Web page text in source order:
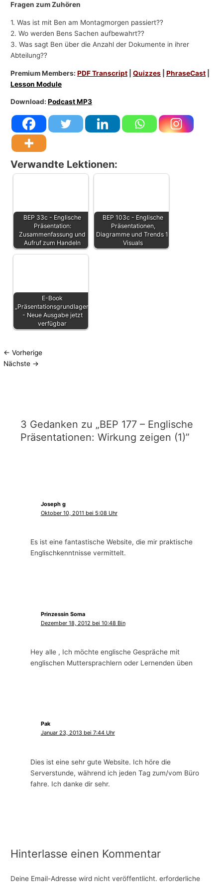
Fragen zum Zuhören
1. Was ist mit Ben am Montagmorgen passiert??
2. Wo werden Bens Sachen aufbewahrt??
3. Was sagt Ben über die Anzahl der Dokumente in ihrer
Abteilung??
Premium Members:PDF Transcript |Quizzes |PhraseCast
Lesson Module
Download:Podcast MP3
Verwandte Lektionen:
BEP 33c - Englische
Präsentation:
Zusammenfassung und
Aufruf zum Handeln
BEP 103c - Englische
Präsentationen,
Diagramme und Trends 1:
Visuals
E-Book
„Präsentationsgrundlagen“.
- Neue Ausgabe jetzt
verfügbar
← Vorherige
Nächste →
3 Gedanken zu „BEP 177 – Englische
Präsentationen: Wirkung zeigen (1)”
Joseph g
Oktober 10, 2011 bei 5:08 Uhr
Es ist eine fantastische Website, die mir praktische
Englischkenntnisse vermittelt.
Prinzessin Soma
Dezember 18, 2012 bei 10:48 Bin
Hey alle , Ich möchte englische Gespräche mit
englischen Muttersprachlern oder Lernenden üben
Pak
Januar 23, 2013 bei 7:44 Uhr
Dies ist eine sehr gute Website. Ich höre die
Serverstunde, während ich jeden Tag zum/vom Büro
fahre. Ich danke dir sehr.
Hinterlasse einen Kommentar
Deine Email-Adresse wird nicht veröffentlicht. erforderliche